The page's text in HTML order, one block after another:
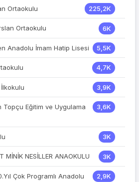
Ortaokulu 225,2K
Ortaokulu 6K
Anadolu İmam Hatip Lisesi 5,5K
4,7K
3,9K
Topçu Eğitim ve Uygulama
3,6K
3K
MİNİK NESİLLER ANAOKULU 3K
Çok Programlı Anadolu
2,9K